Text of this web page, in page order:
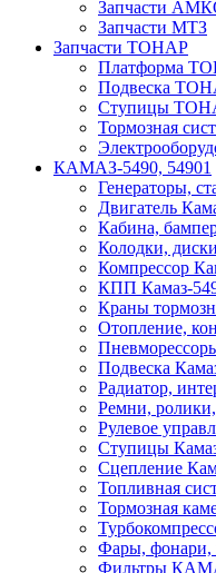
Запчасти
Запчасти МТЗ
Запчасти ТОНАР
Платформа
Подвеска
Ступицы
Тормозная
КАМАЗ-5490, 54901
Генераторы,
Двигатель
Кабина,
Колодки, диски
Компрессор
КПП Камаз-
Краны
Отопление,
Подвеска
Радиатор,
Ремни,
Рулевое
Ступицы
Сцепление
Топливная
Тормозная
Фары, фонари,
Фильтры